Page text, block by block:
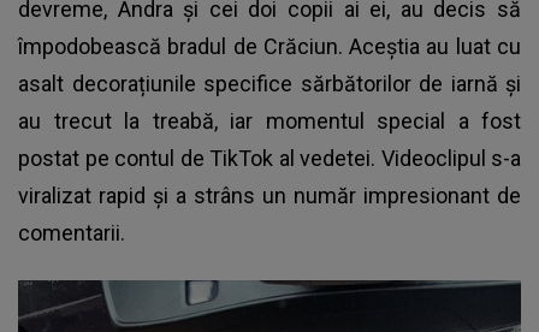
devreme, Andra și cei doi copii ai ei, au decis să
împodobească bradul de Crăciun. Aceștia au luat cu
asalt decorațiunile specifice sărbătorilor de iarnă și
au trecut la treabă, iar momentul special a fost
postat pe contul de TikTok al vedetei. Videoclipul s-a
viralizat rapid și a strâns un număr impresionant de
comentarii.